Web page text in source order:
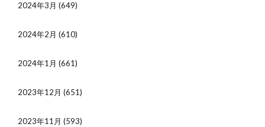
2024年3月 (649)
2024年2月 (610)
2024年1月 (661)
2023年12月 (651)
2023年11月 (593)